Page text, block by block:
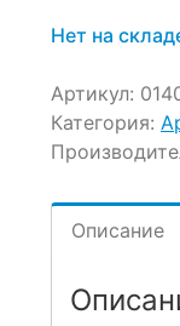
Нет на
Артикул:
Категория:
Описание